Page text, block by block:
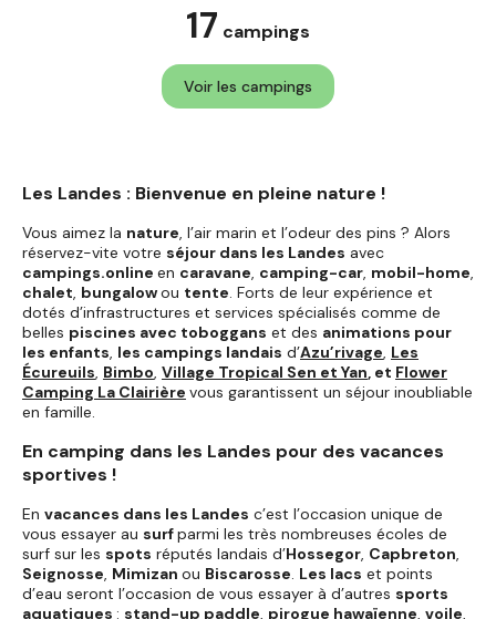
17 campings
Voir les campings
Les Landes : Bienvenue en pleine nature !
Vous aimez la nature, l’air marin et l’odeur des pins ? Alors
réservez-vite votre séjour dans les Landes avec
campings.online en caravane, camping-car, mobil-home,
chalet, bungalowou tente. Forts de leur expérience et
dotés d’infrastructures et services spécialisés comme de
belles piscines avec toboggans et des animations pour
les enfants, les campings landais d’Azu’rivage, Les
Écureuils, Bimbo, Village Tropical Sen et Yan, et Flower
Camping La Clairière vous garantissent un séjour inoubliable
en famille.
En camping dans les Landes pour des vacances
sportives !
En vacances dans les Landes c’est l’occasion unique de
vous essayer au surfparmi les très nombreuses écoles de
surf sur les spots réputés landais d’Hossegor, Capbreton,
Seignosse, Mimizan ou Biscarosse. Les lacs et points
d’eau seront l’occasion de vous essayer à d’autres sports
aquatiques : stand-up paddle, pirogue hawaïenne, voile,